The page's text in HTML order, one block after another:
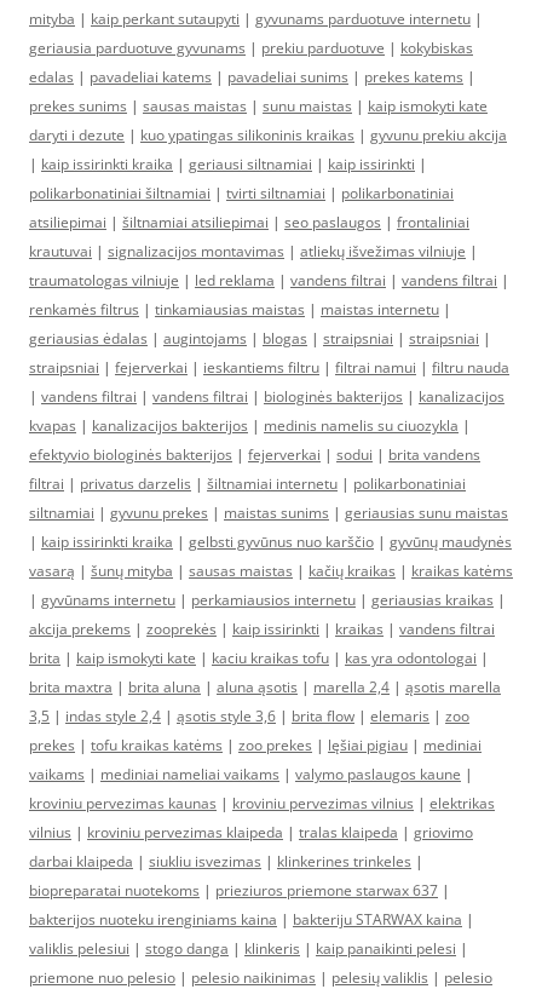
mityba | kaip perkant sutaupyti | gyvunams parduotuve internetu |
geriausia parduotuve gyvunams | prekiu parduotuve | kokybiskas
edalas | pavadeliai katems | pavadeliai sunims | prekes katems |
prekes sunims | sausas maistas | sunu maistas | kaip ismokyti kate
daryti i dezute | kuo ypatingas silikoninis kraikas | gyvunu prekiu akcija
| kaip issirinkti kraika | geriausi siltnamiai | kaip issirinkti |
polikarbonatiniai šiltnamiai | tvirti siltnamiai | polikarbonatiniai
atsiliepimai | šiltnamiai atsiliepimai | seo paslaugos | frontaliniai
krautuvai | signalizacijos montavimas | atliekų išvežimas vilniuje |
traumatologas vilniuje | led reklama | vandens filtrai | vandens filtrai |
renkamės filtrus | tinkamiausias maistas | maistas internetu |
geriausias ėdalas | augintojams | blogas | straipsniai | straipsniai |
straipsniai | fejerverkai | ieskantiems filtru | filtrai namui | filtru nauda
| vandens filtrai | vandens filtrai | biologinės bakterijos | kanalizacijos
kvapas | kanalizacijos bakterijos | medinis namelis su ciuozykla |
efektyvio biologinės bakterijos | fejerverkai | sodui | brita vandens
filtrai | privatus darzelis | šiltnamiai internetu | polikarbonatiniai
siltnamiai | gyvunu prekes | maistas sunims | geriausias sunu maistas
| kaip issirinkti kraika | gelbsti gyvūnus nuo karščio | gyvūnų maudynės
vasarą | šunų mityba | sausas maistas | kačių kraikas | kraikas katėms
| gyvūnams internetu | perkamiausios internetu | geriausias kraikas |
akcija prekems | zooprekės | kaip issirinkti | kraikas | vandens filtrai
brita | kaip ismokyti kate | kaciu kraikas tofu | kas yra odontologai |
brita maxtra | brita aluna | aluna ąsotis | marella 2,4 | ąsotis marella
3,5 | indas style 2,4 | ąsotis style 3,6 | brita flow | elemaris | zoo
prekes | tofu kraikas katėms | zoo prekes | lęšiai pigiau | mediniai
vaikams | mediniai nameliai vaikams | valymo paslaugos kaune |
kroviniu pervezimas kaunas | kroviniu pervezimas vilnius | elektrikas
vilnius | kroviniu pervezimas klaipeda | tralas klaipeda | griovimo
darbai klaipeda | siukliu isvezimas | klinkerines trinkeles |
biopreparatai nuotekoms | prieziuros priemone starwax 637 |
bakterijos nuoteku irenginiams kaina | bakteriju STARWAX kaina |
valiklis pelesiui | stogo danga | klinkeris | kaip panaikinti pelesi |
priemone nuo pelesio | pelesio naikinimas | pelesių valiklis | pelesio